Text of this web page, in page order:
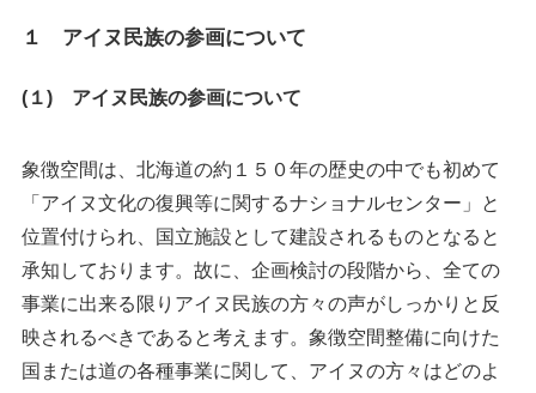
１ アイヌ民族の参画について
(１) アイヌ民族の参画について
象徴空間は、北海道の約１５０年の歴史の中でも初めて
「アイヌ文化の復興等に関するナショナルセンター」と
位置付けられ、国立施設として建設されるものとなると
承知しております。故に、企画検討の段階から、全ての
事業に出来る限りアイヌ民族の方々の声がしっかりと反
映されるべきであると考えます。象徴空間整備に向けた
国または道の各種事業に関して、アイヌの方々はどのよ